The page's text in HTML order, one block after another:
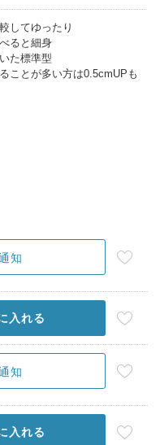
してゆったり
ると細身
た標準型
ことが多い方は0.5cmUPも
知
入れる
知
入れる